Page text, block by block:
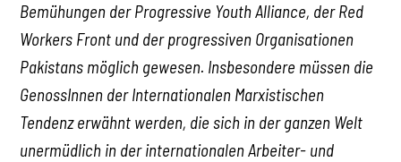
Bemühungen der Progressive Youth Alliance, der Red
Workers Front und der progressiven Organisationen
Pakistans möglich gewesen. Insbesondere müssen die
GenossInnen der Internationalen Marxistischen
Tendenz erwähnt werden, die sich in der ganzen Welt
unermüdlich in der internationalen Arbeiter- und